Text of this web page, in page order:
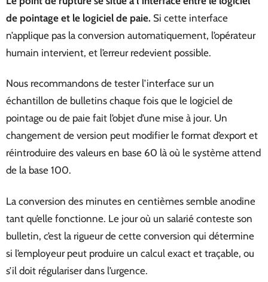
de pointage et le logiciel de paie. Si cette interface
n’applique pas la conversion automatiquement, l’opérateur
humain intervient, et l’erreur redevient possible.
Nous recommandons de tester l’interface sur un
échantillon de bulletins chaque fois que le logiciel de
pointage ou de paie fait l’objet d’une mise à jour. Un
changement de version peut modifier le format d’export et
réintroduire des valeurs en base 60 là où le système attend
de la base 100.
La conversion des minutes en centièmes semble anodine
tant qu’elle fonctionne. Le jour où un salarié conteste son
bulletin, c’est la rigueur de cette conversion qui détermine
si l’employeur peut produire un calcul exact et traçable, ou
s’il doit régulariser dans l’urgence.